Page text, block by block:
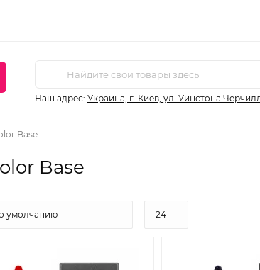
Наш адрес: Украина, г. Киев, ул. Уинстона
Base
Base